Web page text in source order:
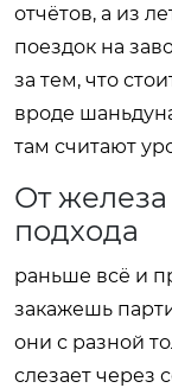
отчётов, а из
поездок на
за тем, что
вроде
там считают
От
подхода
раньше всё и
закажешь
они с разной
слезает через